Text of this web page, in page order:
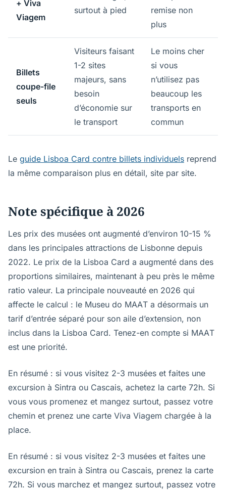
+ Viva
Viagem
surtout à pied
remise non
plus
Billets
coupe-file
seuls
Visiteurs faisant
1-2 sites
majeurs, sans
besoin
d’économie sur
le transport
Le moins cher
si vous
n’utilisez pas
beaucoup les
transports en
commun
Le guide Lisboa Card contre billets individuels reprend
la même comparaison plus en détail, site par site.
Note spécifique à 2026
Les prix des musées ont augmenté d’environ 10-15 %
dans les principales attractions de Lisbonne depuis
2022. Le prix de la Lisboa Card a augmenté dans des
proportions similaires, maintenant à peu près le même
ratio valeur. La principale nouveauté en 2026 qui
affecte le calcul : le Museu do MAAT a désormais un
tarif d’entrée séparé pour son aile d’extension, non
inclus dans la Lisboa Card. Tenez-en compte si MAAT
est une priorité.
En résumé : si vous visitez 2-3 musées et faites une
excursion à Sintra ou Cascais, achetez la carte 72h. Si
vous vous promenez et mangez surtout, passez votre
chemin et prenez une carte Viva Viagem chargée à la
place.
En résumé : si vous visitez 2-3 musées et faites une
excursion en train à Sintra ou Cascais, prenez la carte
72h. Si vous marchez et mangez surtout, passez votre